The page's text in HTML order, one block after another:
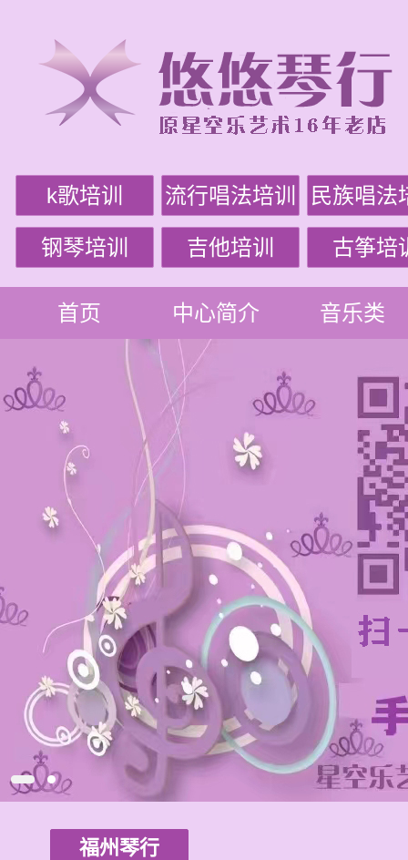
k歌培训 流行唱法培训 民族唱法
钢琴培训 吉他培训 古筝培
首页 中心简介 音乐类
福州琴行